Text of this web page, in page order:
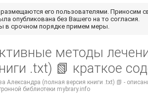
размещаются его пользователями. Приносим
опубликована без Вашего на то согласия.
в срочном порядке примем меры.
методы
.txt) 📗 краткое
(полная версия книги .txt) 📗 -
библиотеки mybrary.info